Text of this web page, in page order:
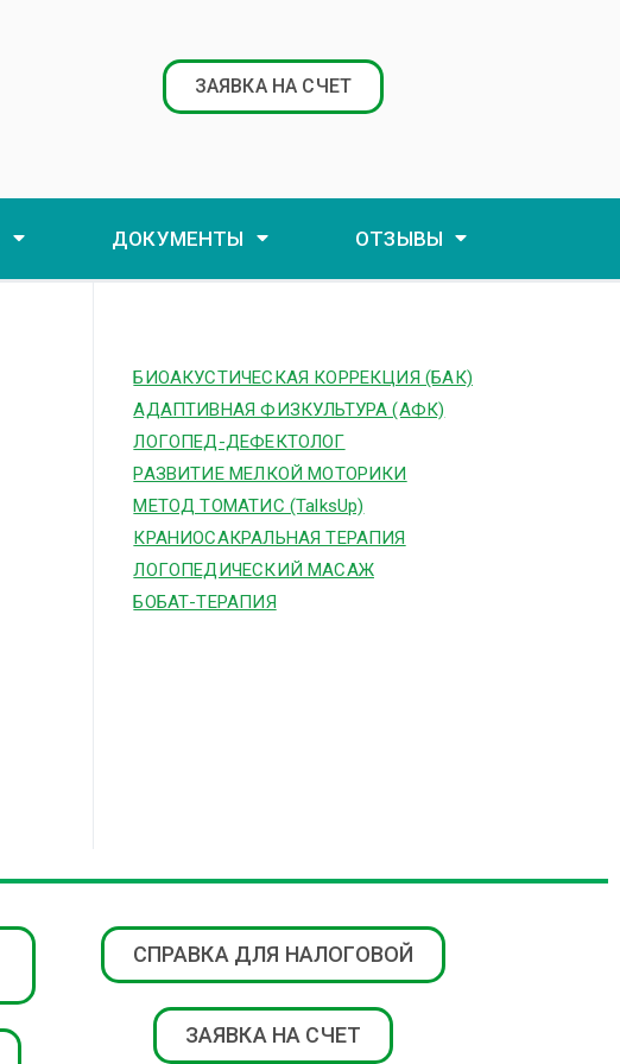
ЗАЯВКА НА СЧЕТ
ДОКУМЕНТЫ ОТЗЫВЫ
БИОАКУСТИЧЕСКАЯ КОРРЕКЦИЯ (БАК)
АДАПТИВНАЯ ФИЗКУЛЬТУРА (АФК)
ЛОГОПЕД-ДЕФЕКТОЛОГ
РАЗВИТИЕ МЕЛКОЙ МОТОРИКИ
МЕТОД ТОМАТИС (TalksUp)
КРАНИОСАКРАЛЬНАЯ ТЕРАПИЯ
ЛОГОПЕДИЧЕСКИЙ МАСАЖ
БОБАТ-ТЕРАПИЯ
СПРАВКА ДЛЯ НАЛОГОВОЙ
ЗАЯВКА НА СЧЕТ